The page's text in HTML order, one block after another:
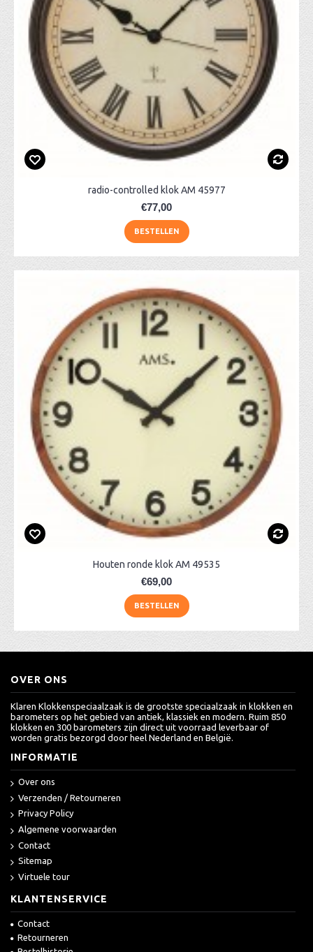
radio-controlled klok AM 45977
€77,00
BESTELLEN
Houten ronde klok AM 49535
€69,00
BESTELLEN
OVER ONS
Klaren Klokkenspeciaalzaak is de grootste speciaalzaak in klokken en
barometers op het gebied van antiek, klassiek en modern. Ruim 850
klokken en 300 barometers zijn direct uit voorraad leverbaar of
worden gratis bezorgd door heel Nederland en België.
INFORMATIE
Over ons
Verzenden / Retourneren
Privacy Policy
Algemene voorwaarden
Contact
Sitemap
Virtuele tour
KLANTENSERVICE
Contact
Retourneren